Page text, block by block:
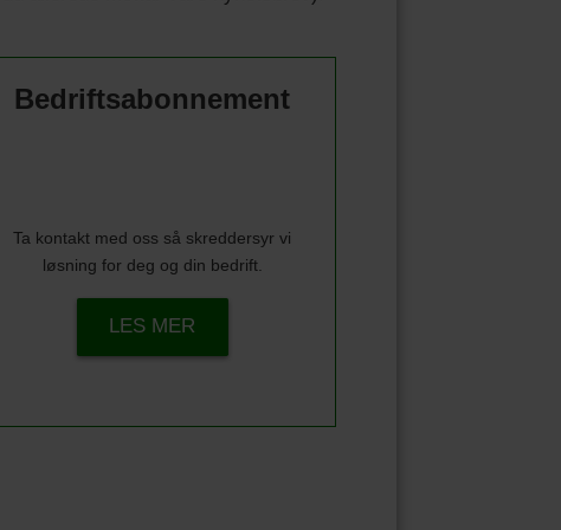
Bedriftsabonnement
Ta kontakt med oss så skreddersyr vi
løsning for deg og din bedrift.
LES MER